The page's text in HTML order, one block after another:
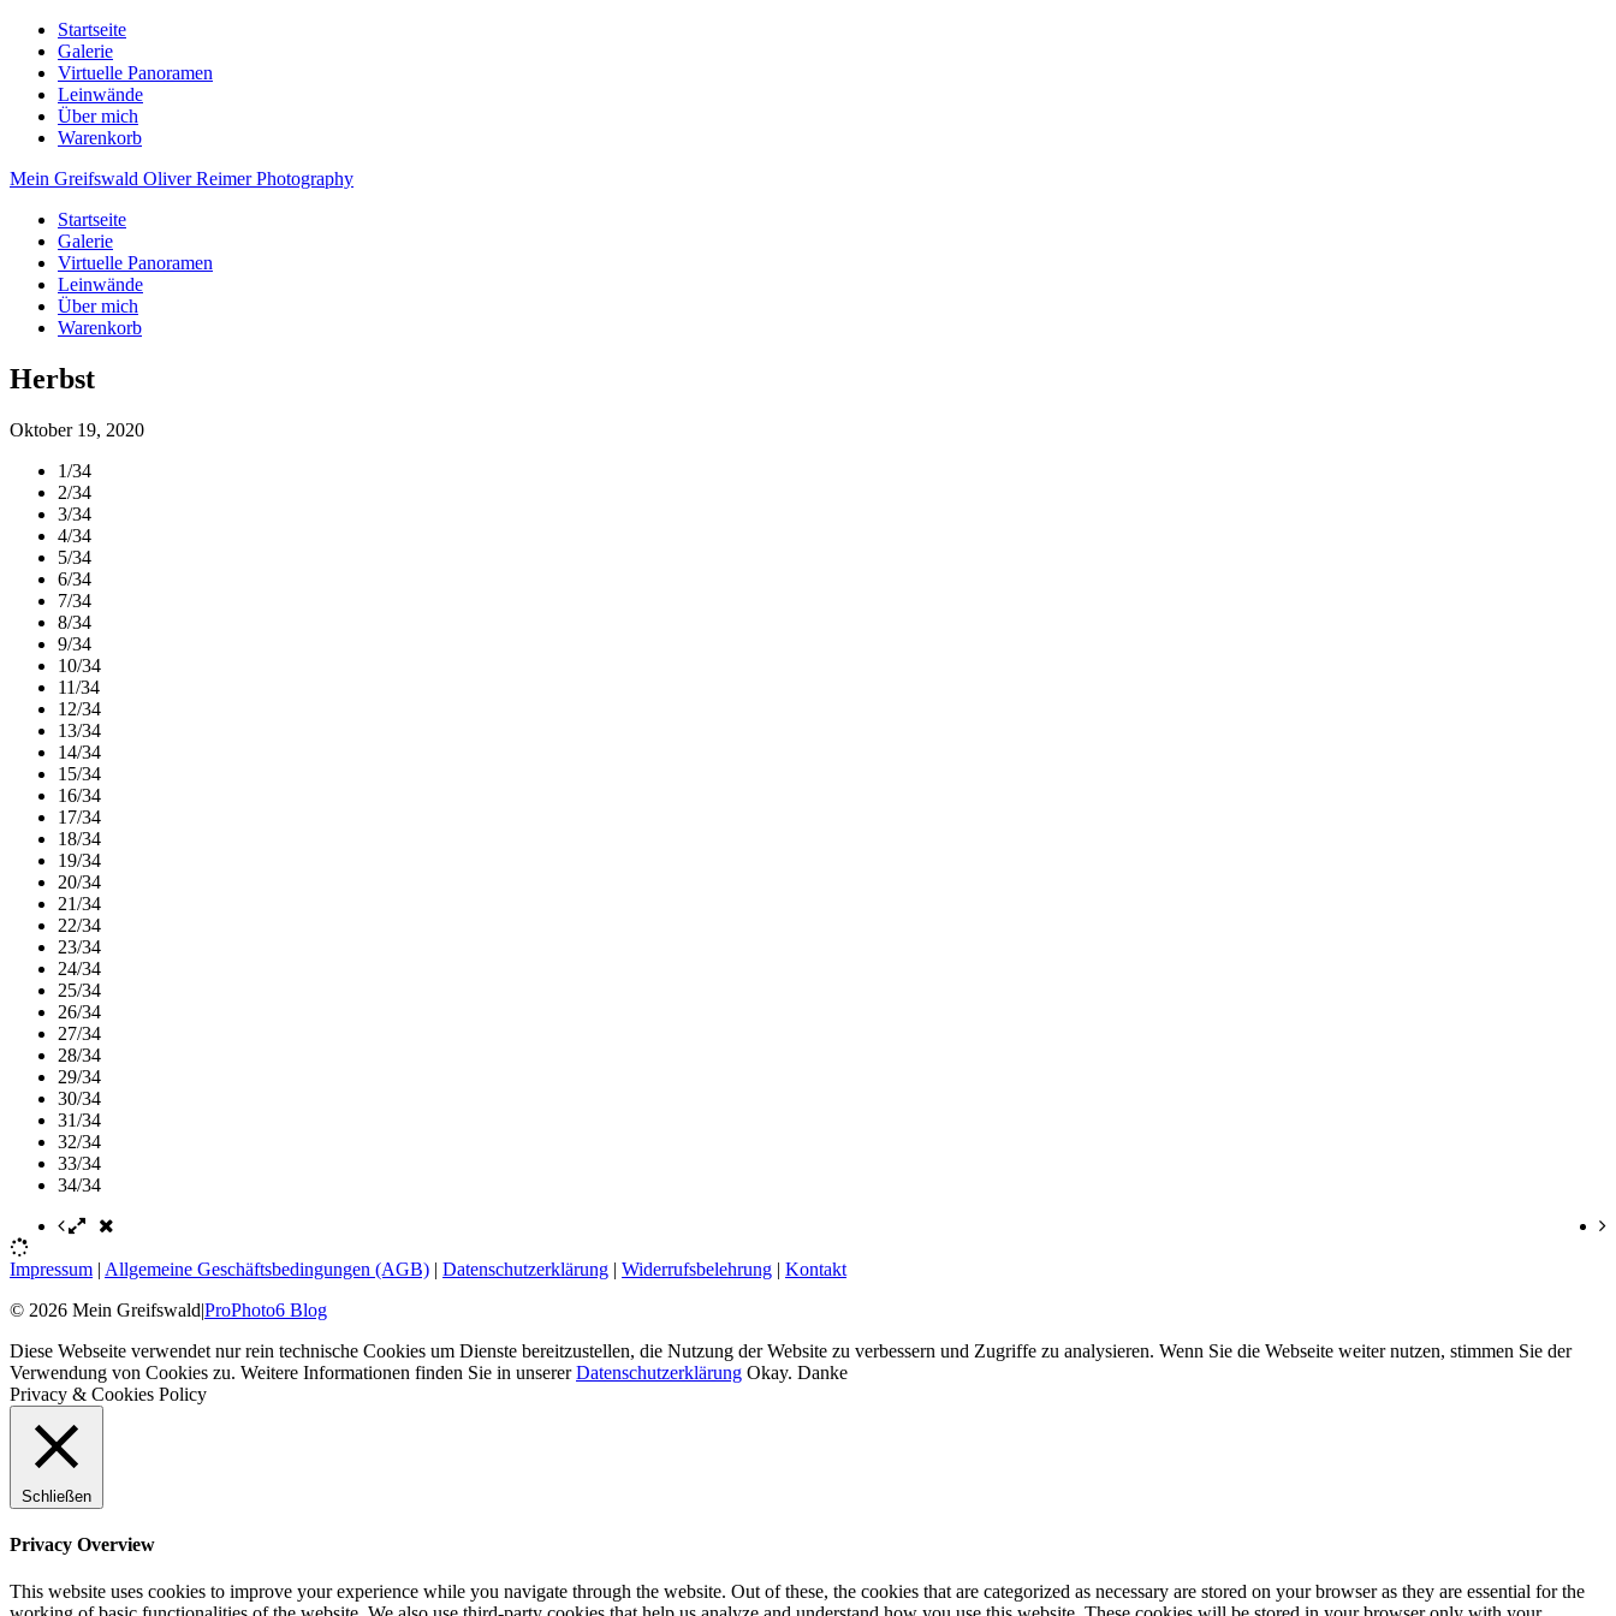
Startseite
Galerie
Virtuelle Panoramen
Leinwände
Über mich
Warenkorb
Mein Greifswald Oliver Reimer Photography
Startseite
Galerie
Virtuelle Panoramen
Leinwände
Über mich
Warenkorb
Herbst
Oktober 19, 2020
1/34
2/34
3/34
4/34
5/34
6/34
7/34
8/34
9/34
10/34
11/34
12/34
13/34
14/34
15/34
16/34
17/34
18/34
19/34
20/34
21/34
22/34
23/34
24/34
25/34
26/34
27/34
28/34
29/34
30/34
31/34
32/34
33/34
34/34
Impressum | Allgemeine Geschäftsbedingungen (AGB) | Datenschutzerklärung | Widerrufsbelehrung | Kontakt
© 2026 Mein Greifswald|ProPhoto6 Blog
Diese Webseite verwendet nur rein technische Cookies um Dienste bereitzustellen, die Nutzung der Website zu verbessern und Zugriffe zu analysieren. Wenn Sie die Webseite weiter nutzen, stimmen Sie der
Verwendung von Cookies zu. Weitere Informationen finden Sie in unsererDatenschutzerklärung Okay. Danke
Privacy & Cookies Policy
Schließen
Privacy Overview
This website uses cookies to improve your experience while you navigate through the website. Out of these, the cookies that are categorized as necessary are stored on your browser as they are essential for the